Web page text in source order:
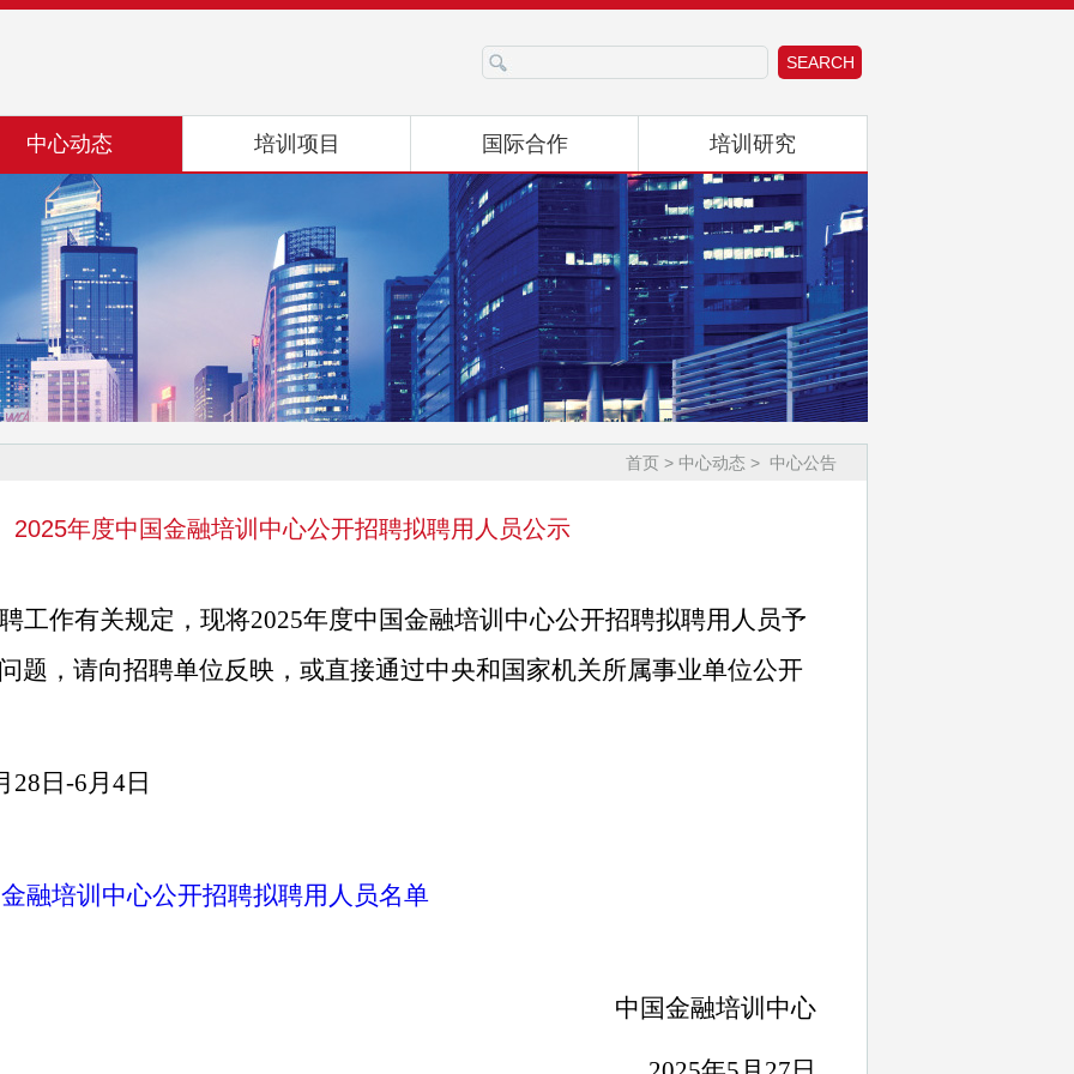
首页 > 中心动态 > 中心公告
2025年度中国金融培训中心公开招聘拟聘用人员公示
工作有关规定，现将2025年度中国金融培训中心公开招聘拟聘用人员予
题，请向招聘单位反映，或直接通过中央和国家机关所属事业单位公开
28日 -6月4日
融培训中心公开招聘拟聘用人员名单
中国金融培训中心